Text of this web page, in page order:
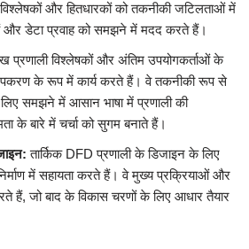
और हितधारकों को तकनीकी जटिलताओं में
और डेटा प्रवाह को समझने में मदद करते हैं।
प्रणाली विश्लेषकों और अंतिम उपयोगकर्ताओं के
के रूप में कार्य करते हैं। वे तकनीकी रूप से
लिए समझने में आसान भाषा में प्रणाली की
के बारे में चर्चा को सुगम बनाते हैं।
तार्किक DFD प्रणाली के डिजाइन के लिए
में सहायता करते हैं। वे मुख्य प्रक्रियाओं और
हैं, जो बाद के विकास चरणों के लिए आधार तैयार